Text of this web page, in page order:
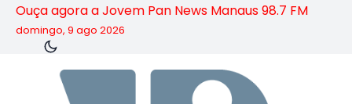
Ouça agora a Jovem Pan News Manaus 98.7 FM
domingo, 9 ago 2026